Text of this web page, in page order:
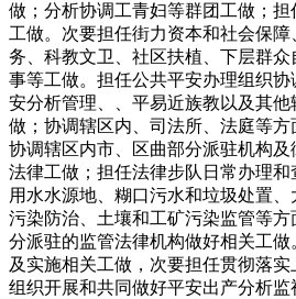
做；分析协调工青妇等群团工做；
工做。次要担任街力资本和社会保
务、科教文卫、社区扶植、下层群
事等工做。担任公共平安办理组织
安分析管理、、平易近族教以及其
做；协调辖区内、司法所、法庭等
协调辖区内市、区曲部分派驻机构
法律工做；担任法律步队日常办理
用水水源地、糊口污水和垃圾处置
污染防治、土壤和工矿污染监管等
分派驻的监管法律机构做好相关工
及实施相关工做，次要担任贯彻落实
组织开展和共同做好平安出产分析